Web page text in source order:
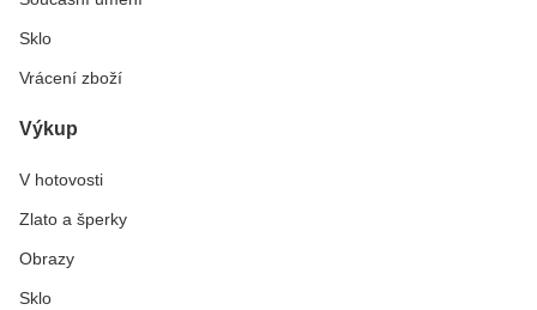
Sklo
Vrácení zboží
Výkup
V hotovosti
Zlato a šperky
Obrazy
Sklo